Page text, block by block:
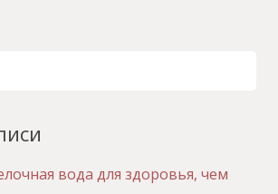
вода для здоровья, чем